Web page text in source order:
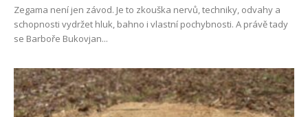
Zegama není jen závod. Je to zkouška nervů, techniky, odvahy a
schopnosti vydržet hluk, bahno i vlastní pochybnosti. A právě tady
se Barboře Bukovjan...